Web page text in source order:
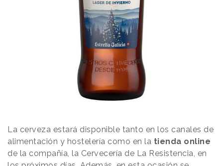
La cerveza estará disponible tanto en los canales de
alimentación y hostelería como en la tienda online
de la compañía, la Cervecería de La Resistencia, en